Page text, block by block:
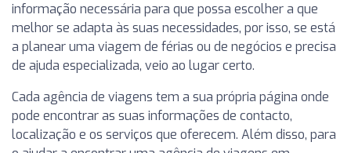
informação necessária para que possa escolher a que
melhor se adapta às suas necessidades, por isso, se está
a planear uma viagem de férias ou de negócios e precisa
de ajuda especializada, veio ao lugar certo.
Cada agência de viagens tem a sua própria página onde
pode encontrar as suas informações de contacto,
localização e os serviços que oferecem. Além disso, para